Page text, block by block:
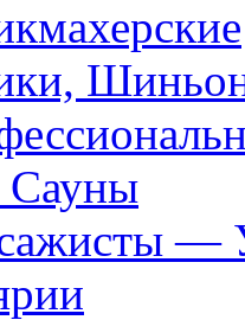
Сауны
—